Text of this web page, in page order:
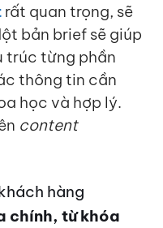
rất quan trọng, sẽ
bản brief sẽ giúp
trúc từng phần
thông tin cần
học và hợp lý.
content
hàng
chính, từ khóa